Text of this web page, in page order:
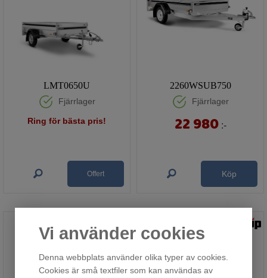
Vi använder cookies
Denna webbplats använder olika typer av cookies.
Cookies är små textfiler som kan användas av
LMT0650U
Fjärrlager
Ring för bästa pris!
Offert
2260WSUB750
Fjärrlager
22 980 :-
Köp